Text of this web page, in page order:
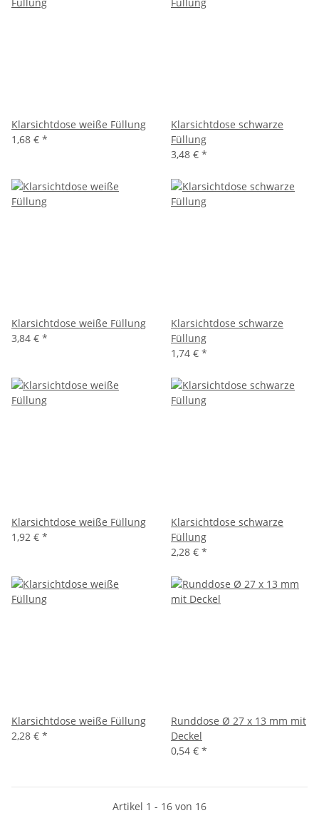
Klarsichtdose weiße Füllung
1,68 € *
Klarsichtdose schwarze
Füllung
3,48 € *
Klarsichtdose weiße Füllung
3,84 € *
Klarsichtdose schwarze
Füllung
1,74 € *
Klarsichtdose weiße Füllung
1,92 € *
Klarsichtdose schwarze
Füllung
2,28 € *
Klarsichtdose weiße Füllung
2,28 € *
Runddose Ø 27 x 13 mm mit
Deckel
0,54 € *
Artikel 1 - 16 von 16